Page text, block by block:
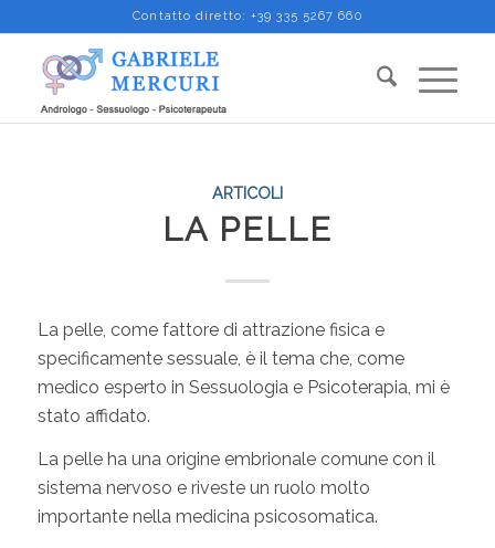
Contatto diretto:+39 335 5267 660
ARTICOLI
LA PELLE
La pelle, come fattore di attrazione fisica e
specificamente sessuale, è il tema che, come
medico esperto in Sessuologia e Psicoterapia, mi è
stato affidato.
La pelle ha una origine embrionale comune con il
sistema nervoso e riveste un ruolo molto
importante nella medicina psicosomatica.